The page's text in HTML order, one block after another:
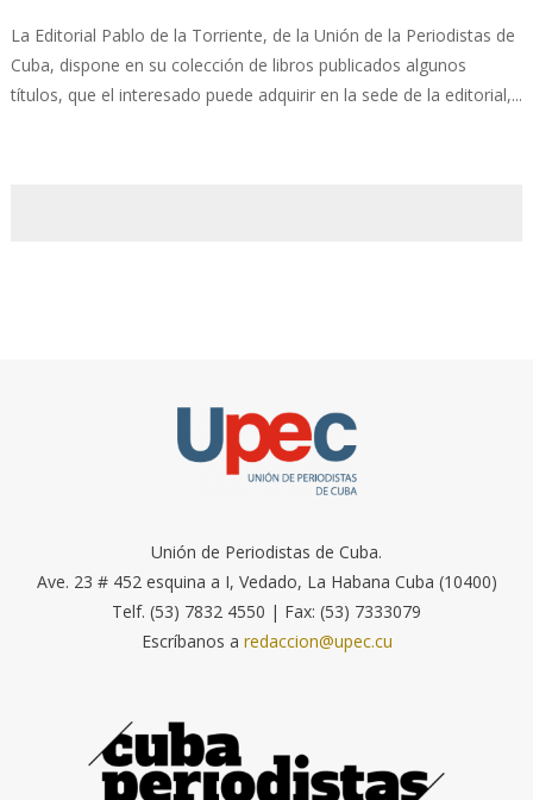
La Editorial Pablo de la Torriente, de la Unión de la Periodistas de
Cuba, dispone en su colección de libros publicados algunos
títulos, que el interesado puede adquirir en la sede de la editorial,...
Unión de Periodistas de Cuba.
Ave. 23 # 452 esquina a I, Vedado, La Habana Cuba (10400)
Telf. (53) 7832 4550 | Fax: (53) 7333079
Escríbanos a redaccion@upec.cu